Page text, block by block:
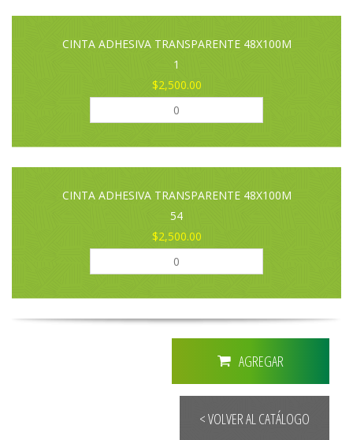
CINTA ADHESIVA TRANSPARENTE 48X100M
1
$2,500.00
CINTA ADHESIVA TRANSPARENTE 48X100M
54
$2,500.00
AGREGAR
< VOLVER AL CATÁLOGO